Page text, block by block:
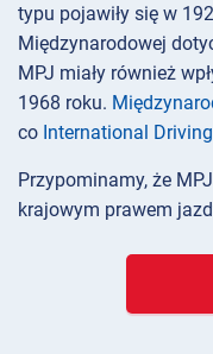
typu pojawiły się w
Międzynarodowej
MPJ miały również
1968 roku.
co International
Przypominamy, że
krajowym prawem